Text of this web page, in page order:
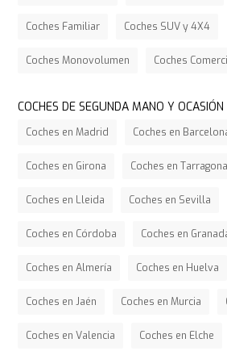
Coches Familiar Coches SUV y 4X4
Coches Monovolumen Coches
COCHES DE SEGUNDA MANO Y
Coches en Madrid Coches en
Coches en Girona Coches en Tarragona
Coches en Lleida Coches en Sevilla
Coches en Córdoba Coches en
Coches en Almería Coches en Huelva
Coches en Jaén Coches en Murcia
Coches en Valencia Coches en Elche